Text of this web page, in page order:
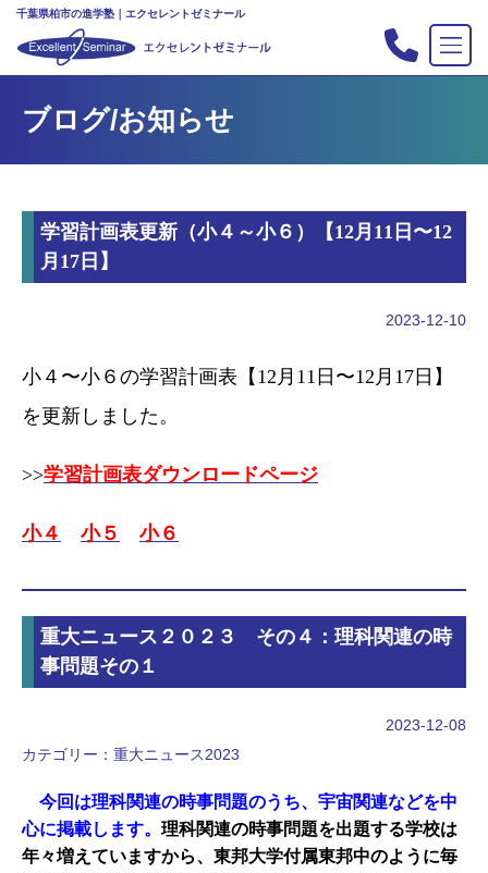
千葉県柏市の進学塾｜エクセレントゼミナール
塾の紹介
合格実績
入会案内
私立中高リンク集
プライバシーポリシー
お問い合わせ
ブログ/お知らせ
学習計画表更新（小４～小６）【12月11日〜12
月17日】
2023-12-10
小４〜小６の学習計画表【12月11日〜12月17日】
を更新しました。
>>学習計画表ダウンロードページ
小４ 小５ 小６
重大ニュース２０２３ その４：理科関連の時
事問題その１
2023-12-08
カテゴリー： 重大ニュース2023
今回は理科関連の時事問題のうち、宇宙関連などを中
心に掲載します。 理科関連の時事問題を出題する学校は
年々増えていますから、東邦大学付属東邦中のように毎